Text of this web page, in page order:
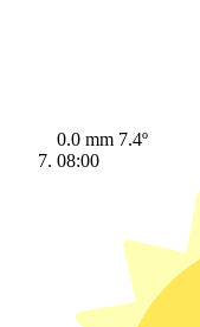
0.0 mm 7.4º
08:00